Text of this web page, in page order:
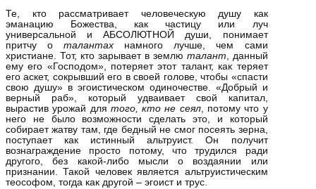
Те, кто рассматривает человеческую душу как
эманацию Божества, как частицу или луч
универсальной и АБСОЛЮТНОЙ души, понимает
притчу оталантах намного лучше, чем сами
христиане. Тот, кто зарывает в землю талант, данный
ему его «Господом», потеряет этот талант, как теряет
его аскет, сокрывший его в своей голове, чтобы «спасти
свою душу» в эгоистическом одиночестве. «Добрый и
верный раб», который удваивает свой капитал,
вырастив урожай для того, кто не сеял, потому что у
него не было возможности сделать это, и который
собирает жатву там, где бедный не смог посеять зерна,
поступает как истинный альтруист. Он получит
вознаграждение просто потому, что трудился ради
другого, без какой‑либо мысли о воздаянии или
признании. Такой человек является альтруистическим
теософом, тогда как другой – эгоист и трус.